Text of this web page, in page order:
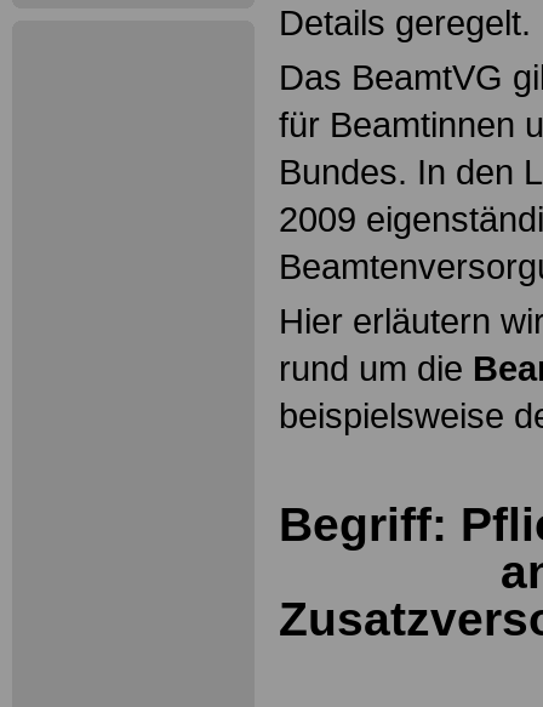
Details geregelt.
Das BeamtVG
für Beamtinnen
Bundes. In den
2009
Hier erläutern
rund um die
beispielsweise
Begriff: